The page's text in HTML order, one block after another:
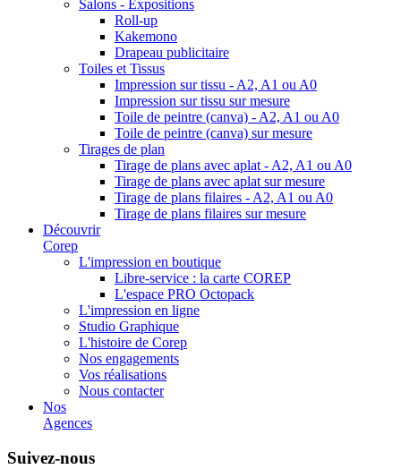
Salons - Expositions
Roll-up
Kakemono
Drapeau publicitaire
Toiles et Tissus
Impression sur tissu - A2, A1 ou A0
Impression sur tissu sur mesure
Toile de peintre (canva) - A2, A1 ou A0
Toile de peintre (canva) sur mesure
Tirages de plan
Tirage de plans avec aplat - A2, A1 ou A0
Tirage de plans avec aplat sur mesure
Tirage de plans filaires - A2, A1 ou A0
Tirage de plans filaires sur mesure
Découvrir
Corep
L'impression en boutique
Libre-service : la carte COREP
L'espace PRO Octopack
L'impression en ligne
Studio Graphique
L'histoire de Corep
Nos engagements
Vos réalisations
Nous contacter
Nos
Agences
Suivez-nous